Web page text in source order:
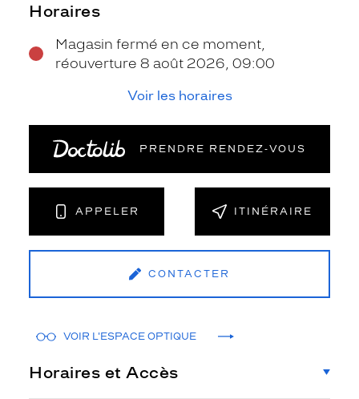
Horaires
Magasin fermé en ce moment,
réouverture 8 août 2026, 09:00
Voir les horaires
PRENDRE RENDEZ‑VOUS
APPELER ITINÉRAIRE
CONTACTER
VOIR L'ESPACE OPTIQUE
Horaires et Accès